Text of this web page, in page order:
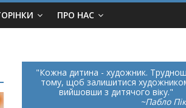
ПРО НАС
Кожна дитина - художник.
тому, щоб залишитися
вийшовши з дитячого віку.
~Пабло